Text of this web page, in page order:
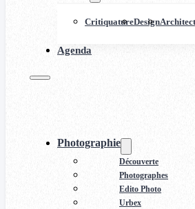
CritiquatureDesign
Agenda
Photographie
Découverte
Photographes
Edito Photo
Urbex